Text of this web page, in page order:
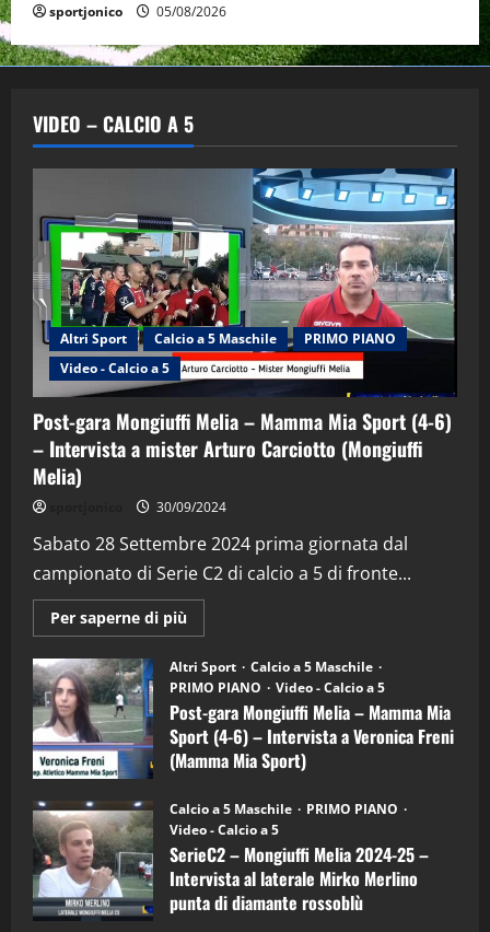
sportjonico 05/08/2026
VIDEO – CALCIO A 5
Altri Sport Calcio a 5 Maschile
PRIMO PIANO
Video - Calcio a 5
Post-gara Mongiuffi Melia – Mamma Mia Sport (4-6)
– Intervista a mister Arturo Carciotto (Mongiuffi
Melia)
30/09/2024
Sabato 28 Settembre 2024 prima giornata dal
campionato di Serie C2 di calcio a 5 di fronte...
Per saperne di più
informazioni
Post-
gara
Mongiuffi
Melia
–
Mamma
Mia
Sport
6)
–
Intervista
a
mister
Arturo
Carciotto
(Mongiuffi
Altri Sport
Calcio a 5 Maschile
PRIMO PIANO
Video - Calcio a 5
Post-gara Mongiuffi Melia – Mamma Mia
Sport (4-6) – Intervista a Veronica Freni
(Mamma Mia Sport)
Calcio a 5 Maschile
PRIMO PIANO
Video - Calcio a 5
SerieC2 – Mongiuffi Melia 2024-25 –
Intervista al laterale Mirko Merlino
punta di diamante rossoblù
2
“SportEmpire” in Podcast: 29^ Puntata
(Martedi 28 Aprile 2026)
28/04/2026
3
"SportEmpire" in Podcast
“SportEmpire” in Podcast: 28^ Puntata
(Martedi 21 Aprile 2026)
21/04/2026
4
“SportEmpire” in Podcast: 27^ Puntata
(Martedi 14 Aprile 2026)
15/04/2026